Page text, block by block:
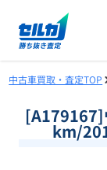
中古車買取・査定TOP
[A179167]
km/